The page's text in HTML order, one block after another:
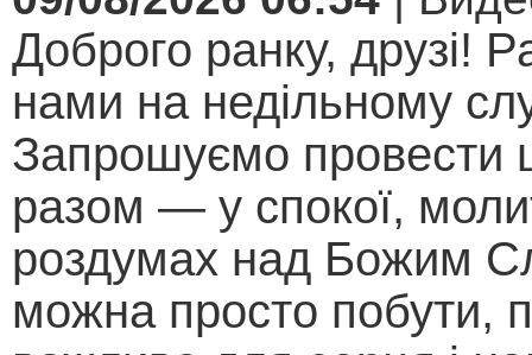
Доброго ранку, друзі!
нами на недільному
Запрошуємо провести
разом — у спокої,
роздумах над Божим
можна просто побути,